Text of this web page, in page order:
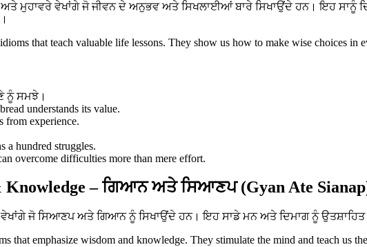
ਵੇਖਾਂਗੇ ਜੋ ਜੀਵਨ ਦੇ ਅਨੁਭਵ ਅਤੇ ਸਿਖਲਾਈਆਂ ਬਾਰੇ ਸਿਖਾਉਂਦੇ ਹਨ। ਇਹ ਸਾਨੂੰ
that teach valuable life lessons. They show us how to make wise choices in
ਨੂੰ ਸਮਝੇ।
understands its value.
from experience.
a hundred struggles.
overcome difficulties more than mere effort.
Knowledge – ਗਿਆਨ ਅਤੇ ਸਿਆਣਪ (Gyan Ate
ਜੋ ਸਿਆਣਪ ਅਤੇ ਗਿਆਨ ਨੂੰ ਸਿਖਾਉਂਦੇ ਹਨ। ਇਹ ਸਾਡੇ ਮਨ ਅਤੇ ਦਿਮਾਗ ਨੂੰ ਉਤਸ਼ਾਹਿਤ
that emphasize wisdom and knowledge. They stimulate the mind and teach us